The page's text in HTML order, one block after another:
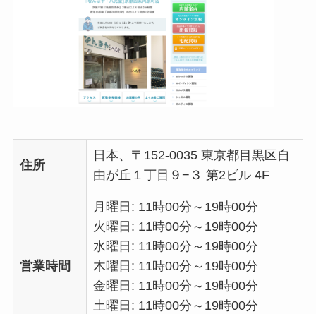
住所
日本、〒152-0035 東京都目黒区自
由が丘１丁目９−３ 第2ビル 4F
営業時間
月曜日: 11時00分～19時00分
火曜日: 11時00分～19時00分
水曜日: 11時00分～19時00分
木曜日: 11時00分～19時00分
金曜日: 11時00分～19時00分
土曜日: 11時00分～19時00分